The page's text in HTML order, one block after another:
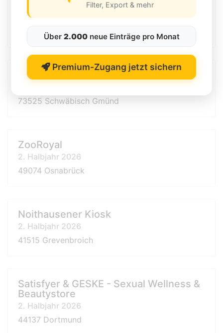
2. Halbjahr 2026
30880 Laatzen
Der Späti
73525 Schwäbisch Gmünd
ZooRoyal
2. Halbjahr 2026
49074 Osnabrück
Noithausener Kiosk
2. Halbjahr 2026
41515 Grevenbroich
Satisfyer & GESKE - Sexual Wellness &
Beautystore
2. Halbjahr 2026
44137 Dortmund
Filter, Export & mehr
Über 2.000neue Einträge pro Monat
Premium-Zugang jetzt sichern